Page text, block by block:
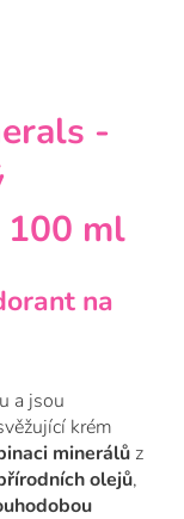
-
100 ml
na
a jsou
krém
minerálů z
olejů,